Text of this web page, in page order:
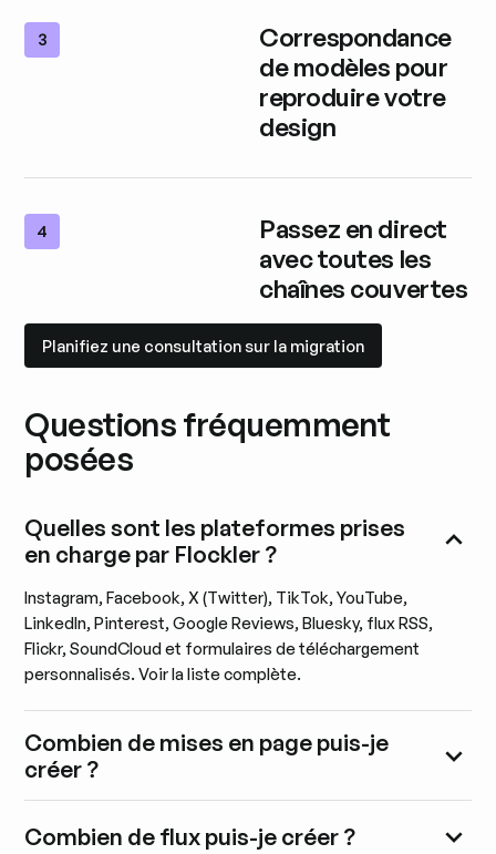
3
Correspondance
de modèles pour
reproduire votre
design
4
Passez en direct
avec toutes les
chaînes couvertes
Planifiez une consultation sur la migration
Questions fréquemment
posées
Quelles sont les plateformes prises
en charge par Flockler ?
Instagram, Facebook, X (Twitter), TikTok, YouTube,
LinkedIn, Pinterest, Google Reviews, Bluesky, flux RSS,
Flickr, SoundCloud et formulaires de téléchargement
personnalisés. Voir la liste complète.
Combien de mises en page puis-je
créer ?
Combien de flux puis-je créer ?